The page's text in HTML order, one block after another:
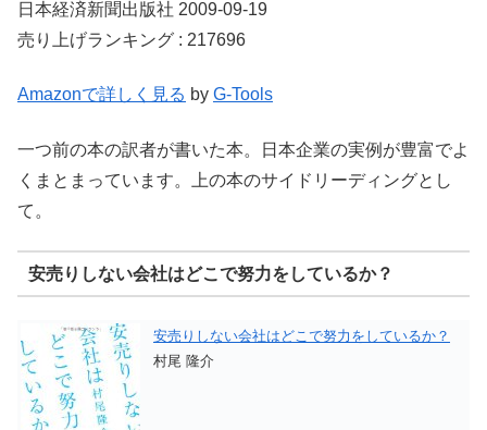
日本経済新聞出版社 2009-09-19
売り上げランキング : 217696
Amazonで詳しく見る by G-Tools
一つ前の本の訳者が書いた本。日本企業の実例が豊富でよ
くまとまっています。上の本のサイドリーディングとし
て。
安売りしない会社はどこで努力をしているか？
安売りしない会社はどこで努力をしているか？
村尾 隆介